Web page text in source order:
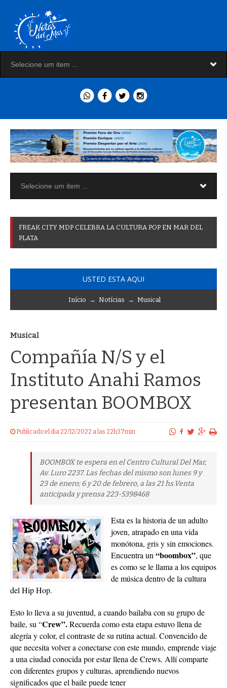
FREAK CITY MDP CELEBRA LA CULTURA POP EN MAR DEL
PLATA
USTED ESTA AQUI
Início → Notícias → Musical
Musical
Compañía N/S y el
Instituto Anahi Ramos
presentan BOOMBOX
Publicado el dia 22/12/2022 a las 22h37min
BOOMBOX te espera en el Centro Cultural Del Mar,
Av. Luro 2237. Las fechas del mismo son lunes 9 y
23 de enero; 6 y 20 de febrero, a las 21 hs.Venta
anticipada y prensa 223-5398468
Esta es la historia de un adulto
joven, atrapado en una vida
monótona, gris y sin emociones.
Encuentra un “boombox”, que
es como se le llama a los equipos
de música dentro de la cultura
del Hip Hop.
Esto lo lleva a su juventud, a cuando bailaba con su grupo de
baile, su “Crew”.Recuerda como esta etapa estuvo llena de
alegría y color, el contraste de su rutina actual. Convencido de
que necesita volver a conectarse con este mundo, emprende viaje
a una ciudad conocida por estar llena de Crews. Allí comparte
con diferentes grupos y culturas, aprendiendo nuevos
significados que el baile puede tener